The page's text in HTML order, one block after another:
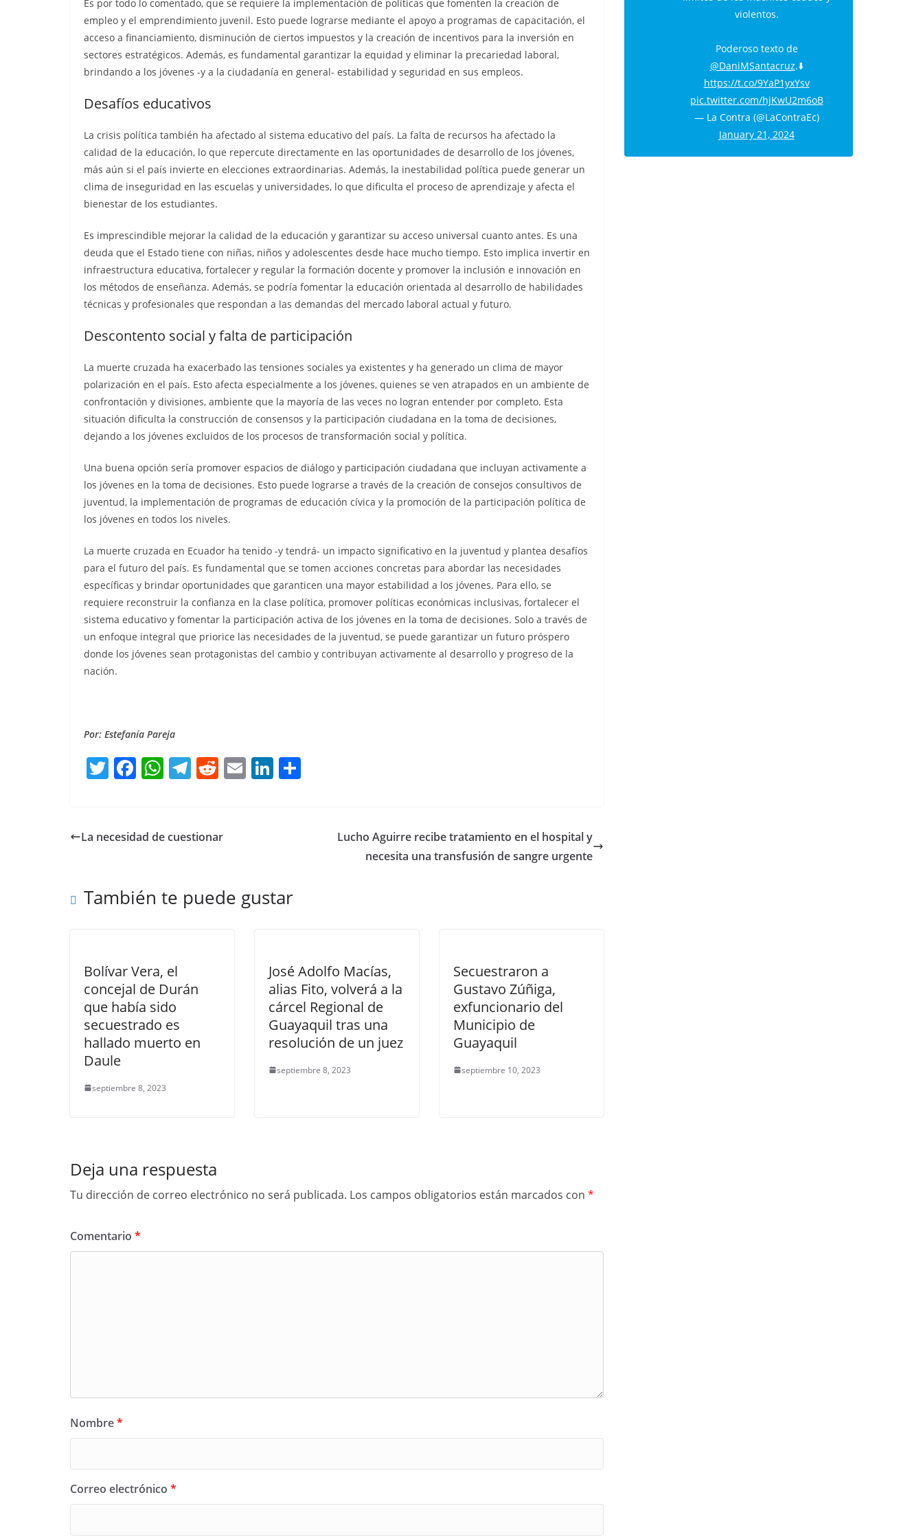
Es por todo lo comentado, que se requiere la implementación de políticas que fomenten la creación de
empleo y el emprendimiento juvenil. Esto puede lograrse mediante el apoyo a programas de capacitación, el
acceso a financiamiento, disminución de ciertos impuestos y la creación de incentivos para la inversión en
sectores estratégicos. Además, es fundamental garantizar la equidad y eliminar la precariedad laboral,
brindando a los jóvenes -y a la ciudadanía en general- estabilidad y seguridad en sus empleos.
Desafíos educativos
La crisis política también ha afectado al sistema educativo del país. La falta de recursos ha afectado la
calidad de la educación, lo que repercute directamente en las oportunidades de desarrollo de los jóvenes,
más aún si el país invierte en elecciones extraordinarias. Además, la inestabilidad política puede generar un
clima de inseguridad en las escuelas y universidades, lo que dificulta el proceso de aprendizaje y afecta el
bienestar de los estudiantes.
Es imprescindible mejorar la calidad de la educación y garantizar su acceso universal cuanto antes. Es una
deuda que el Estado tiene con niñas, niños y adolescentes desde hace mucho tiempo. Esto implica invertir en
infraestructura educativa, fortalecer y regular la formación docente y promover la inclusión e innovación en
los métodos de enseñanza. Además, se podría fomentar la educación orientada al desarrollo de habilidades
técnicas y profesionales que respondan a las demandas del mercado laboral actual y futuro.
Descontento social y falta de participación
La muerte cruzada ha exacerbado las tensiones sociales ya existentes y ha generado un clima de mayor
polarización en el país. Esto afecta especialmente a los jóvenes, quienes se ven atrapados en un ambiente de
confrontación y divisiones, ambiente que la mayoría de las veces no logran entender por completo. Esta
situación dificulta la construcción de consensos y la participación ciudadana en la toma de decisiones,
dejando a los jóvenes excluidos de los procesos de transformación social y política.
Una buena opción sería promover espacios de diálogo y participación ciudadana que incluyan activamente a
los jóvenes en la toma de decisiones. Esto puede lograrse a través de la creación de consejos consultivos de
juventud, la implementación de programas de educación cívica y la promoción de la participación política de
los jóvenes en todos los niveles.
La muerte cruzada en Ecuador ha tenido -y tendrá- un impacto significativo en la juventud y plantea desafíos
para el futuro del país. Es fundamental que se tomen acciones concretas para abordar las necesidades
específicas y brindar oportunidades que garanticen una mayor estabilidad a los jóvenes. Para ello, se
requiere reconstruir la confianza en la clase política, promover políticas económicas inclusivas, fortalecer el
sistema educativo y fomentar la participación activa de los jóvenes en la toma de decisiones. Solo a través de
un enfoque integral que priorice las necesidades de la juventud, se puede garantizar un futuro próspero
donde los jóvenes sean protagonistas del cambio y contribuyan activamente al desarrollo y progreso de la
nación.
Por: Estefanía Pareja
T
w
er
F
a
e
o
W
h
s
p
T
el
gr
R
e
di
E
m
Li
n
La necesidad de cuestionar
Lucho Aguirre recibe tratamiento en el hospital y
necesita una transfusión de sangre urgente
También te puede gustar
Bolívar Vera, el
concejal de Durán
que había sido
secuestrado es
hallado muerto en
Daule
septiembre 8, 2023
José Adolfo Macías,
alias Fito, volverá a la
cárcel Regional de
Guayaquil tras una
resolución de un juez
septiembre 8, 2023
Secuestraron a
Gustavo Zúñiga,
exfuncionario del
Municipio de
Guayaquil
septiembre 10, 2023
Deja una respuesta
Tu dirección de correo electrónico no será publicada. Los campos obligatorios están marcados con *
Comentario *
Nombre*
Correo electrónico *
violentos.
Poderoso texto de
@DaniMSantacruz.⬇️
https://t.co/9YaP1yxYsv
pic.twitter.com/hjKwU2m6oB
— La Contra (@LaContraEc)
January 21, 2024